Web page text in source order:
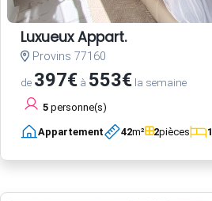
Luxueux Appart.
Provins 77160
de 397€ à 553€ la semaine
5 personne(s)
Appartement 42m² 2pièces 1